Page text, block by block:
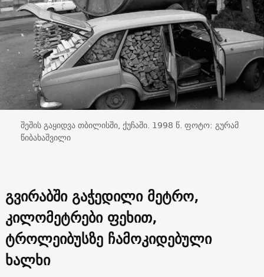
შეშის გაყიდვა თბილისში, ქუჩაში. 1998 წ. ფოტო: გურამ
წიბახაშვილი
გვირაბში გაჭედილი მეტრო,
კილომეტრები ფეხით,
ტროლეიბუსზე ჩამოკიდებული
ხალხი